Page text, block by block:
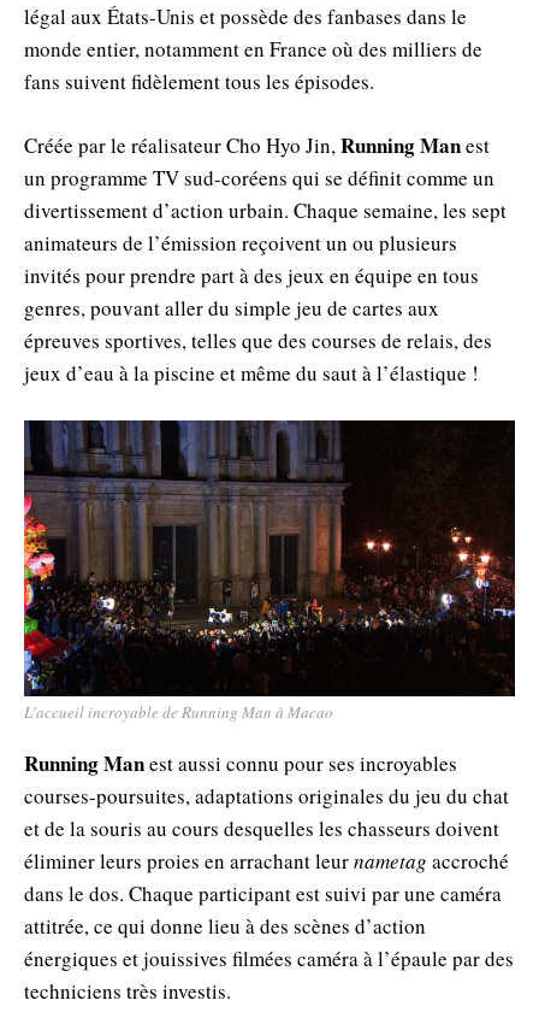
légal aux États-Unis et possède des fanbases dans le
monde entier, notamment en France où des milliers de
fans suivent fidèlement tous les épisodes.
Créée par le réalisateur Cho Hyo Jin,Running Manest
un programme TV sud-coréens qui se définit comme un
divertissement d’action urbain. Chaque semaine, les sept
animateurs de l’émission reçoivent un ou plusieurs
invités pour prendre part à des jeux en équipe en tous
genres, pouvant aller du simple jeu de cartes aux
épreuves sportives, telles que des courses de relais, des
jeux d’eau à la piscine et même du saut à l’élastique !
L’accueil incroyable de Running Man à Macao
Running Manest aussi connu pour ses incroyables
courses-poursuites, adaptations originales du jeu du chat
et de la souris au cours desquelles les chasseurs doivent
éliminer leurs proies en arrachant leurnametag accroché
dans le dos. Chaque participant est suivi par une caméra
attitrée, ce qui donne lieu à des scènes d’action
énergiques et jouissives filmées caméra à l’épaule par des
techniciens très investis.